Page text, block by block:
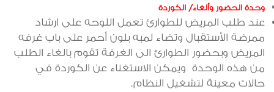
وحدة الحضور وألغاء/ الكوردة
عند طلب المريض للطوارئ تعمل اللوحه على ارشاد
ممرضة الأستقبال وتضاء لمبه بلون أحمر على باب غرفه
المريض وبحضور الطوارئ الى الغرفة تقوم بالغاء الطلب
من هذه الوحدة ويمكن الاستغناء عن الكوردة في
حالات معينة لتشغيل النظام.